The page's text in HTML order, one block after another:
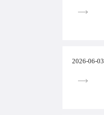
2026-06-03